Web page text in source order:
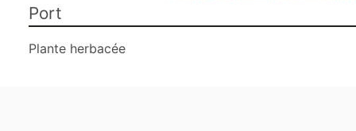
Port
Plante herbacée